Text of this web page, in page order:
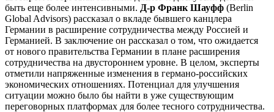
быть еще более интенсивными. Д-р Франк Шауфф (Berlin
Global Advisors) рассказал о вкладе бывшего канцлера
Германии в расширение сотрудничества между Россией и
Германией. В заключение он рассказал о том, что ожидается
от нового правительства Германии в плане расширения
сотрудничества на двустороннем уровне. В целом, эксперты
отметили напряженные изменения в германо-российских
экономических отношениях. Потенциал для улучшения
ситуации можно было бы найти в уже существующим
переговорных платформах для более тесного сотрудничества.